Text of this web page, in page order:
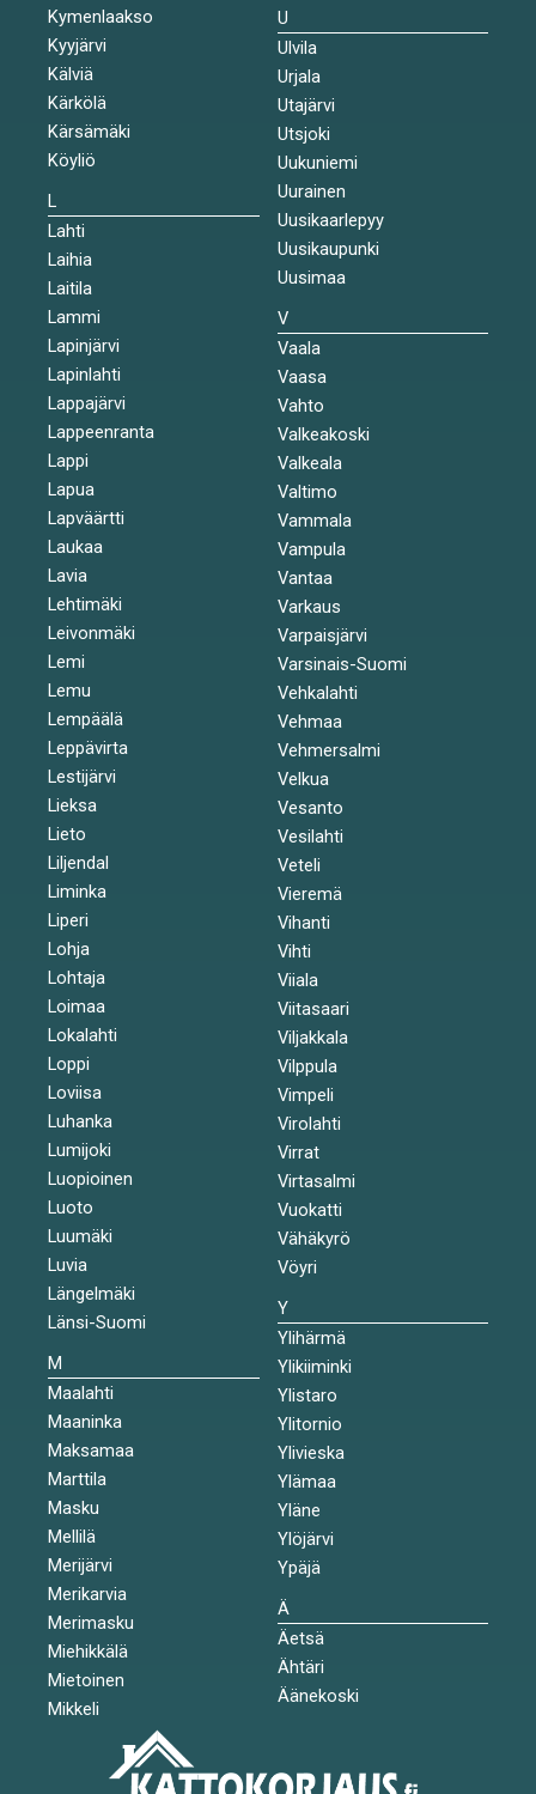
Kymenlaakso
Kyyjärvi
Kälviä
Kärkölä
Kärsämäki
Köyliö
L
Lahti
Laihia
Laitila
Lammi
Lapinjärvi
Lapinlahti
Lappajärvi
Lappeenranta
Lappi
Lapua
Lapväärtti
Laukaa
Lavia
Lehtimäki
Leivonmäki
Lemi
Lemu
Lempäälä
Leppävirta
Lestijärvi
Lieksa
Lieto
Liljendal
Liminka
Liperi
Lohja
Lohtaja
Loimaa
Lokalahti
Loppi
Loviisa
Luhanka
Lumijoki
Luopioinen
Luoto
Luumäki
Luvia
Längelmäki
Länsi-Suomi
M
Maalahti
Maaninka
Maksamaa
Marttila
Masku
Mellilä
Merijärvi
Merikarvia
Merimasku
Miehikkälä
Mietoinen
Mikkeli
U
Ulvila
Urjala
Utajärvi
Utsjoki
Uukuniemi
Uurainen
Uusikaarlepyy
Uusikaupunki
Uusimaa
V
Vaala
Vaasa
Vahto
Valkeakoski
Valkeala
Valtimo
Vammala
Vampula
Vantaa
Varkaus
Varpaisjärvi
Varsinais-Suomi
Vehkalahti
Vehmaa
Vehmersalmi
Velkua
Vesanto
Vesilahti
Veteli
Vieremä
Vihanti
Vihti
Viiala
Viitasaari
Viljakkala
Vilppula
Vimpeli
Virolahti
Virrat
Virtasalmi
Vuokatti
Vähäkyrö
Vöyri
Y
Ylihärmä
Ylikiiminki
Ylistaro
Ylitornio
Ylivieska
Ylämaa
Yläne
Ylöjärvi
Ypäjä
Ä
Äetsä
Ähtäri
Äänekoski